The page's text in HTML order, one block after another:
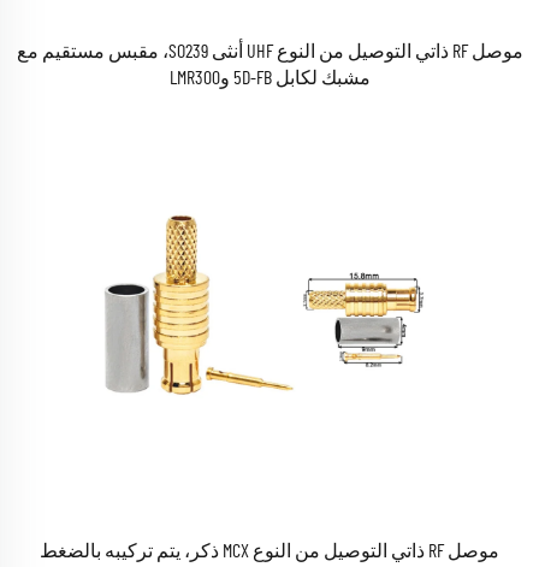
موصل RF ذاتي التوصيل من النوع UHF أنثى SO239، مقبس مستقيم مع
مشبك لكابل 5D-FB وLMR300
موصل RF ذاتي التوصيل من النوع MCX ذكر، يتم تركيبه بالضغط